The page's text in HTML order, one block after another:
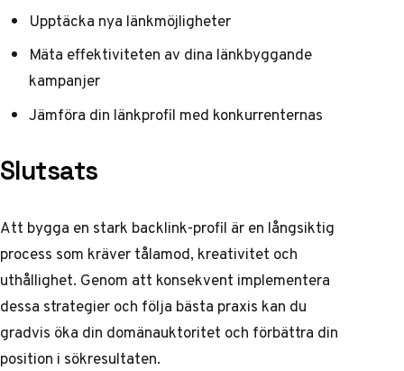
Upptäcka nya länkmöjligheter
Mäta effektiviteten av dina länkbyggande
kampanjer
Jämföra din länkprofil med konkurrenternas
Slutsats
Att bygga en stark backlink-profil är en långsiktig
process som kräver tålamod, kreativitet och
uthållighet. Genom att konsekvent implementera
dessa strategier och följa bästa praxis kan du
gradvis öka din domänauktoritet och förbättra din
position i sökresultaten.